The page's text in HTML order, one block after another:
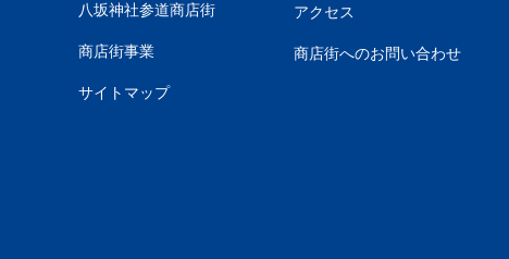
八坂神社参道商店街
商店街事業
サイトマップ
アクセス
商店街へのお問い合わせ